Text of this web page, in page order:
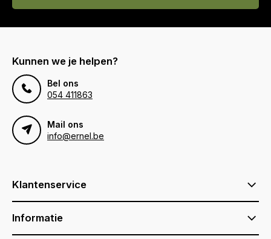
Kunnen we je helpen?
Bel ons
054 411863
Mail ons
info@ernel.be
Klantenservice
Informatie